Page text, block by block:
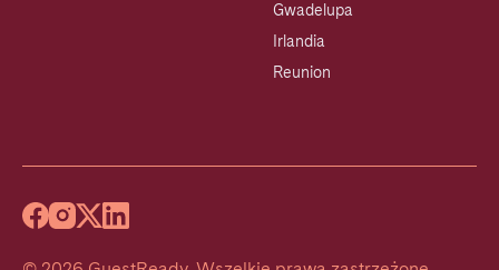
Gwadelupa
Irlandia
Reunion